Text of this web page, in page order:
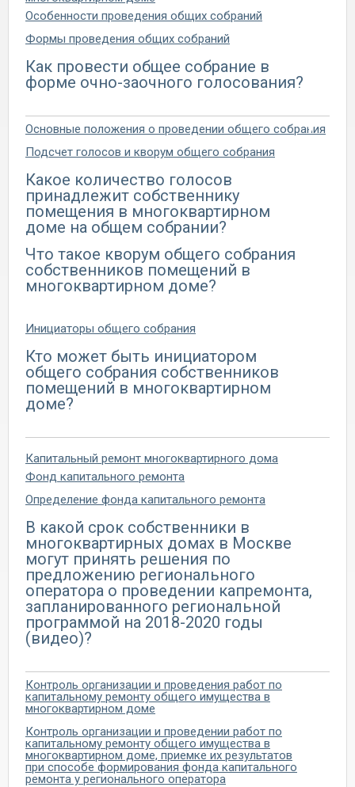
Особенности проведения общих собраний
Формы проведения общих собраний
Как провести общее собрание в
форме очно-заочного голосования?
Основные положения о проведении общего собрания
Подсчет голосов и кворум общего собрания
Какое количество голосов
принадлежит собственнику
помещения в многоквартирном
доме на общем собрании?
Что такое кворум общего собрания
собственников помещений в
многоквартирном доме?
Инициаторы общего собрания
Кто может быть инициатором
общего собрания собственников
помещений в многоквартирном
доме?
Капитальный ремонт многоквартирного дома
Фонд капитального ремонта
Определение фонда капитального ремонта
В какой срок собственники в
многоквартирных домах в Москве
могут принять решения по
предложению регионального
оператора о проведении капремонта,
запланированного региональной
программой на 2018-2020 годы
(видео)?
Контроль организации и проведения работ по
капитальному ремонту общего имущества в
многоквартирном доме
Контроль организации и проведении работ по
капитальному ремонту общего имущества в
многоквартирном доме, приемке их результатов
при способе формирования фонда капитального
ремонта у регионального оператора